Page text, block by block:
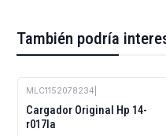
También podría
MLC1152078234
Cargador Original Hp 14-
r017la